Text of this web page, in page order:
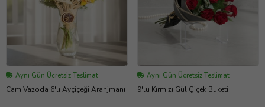
Aynı Gün Ücretsiz Teslimat
Cam Vazoda 6'lı Ayçiçeği Aranjmanı
Aynı Gün Ücretsiz Teslimat
9'lu Kırmızı Gül Çiçek Buketi